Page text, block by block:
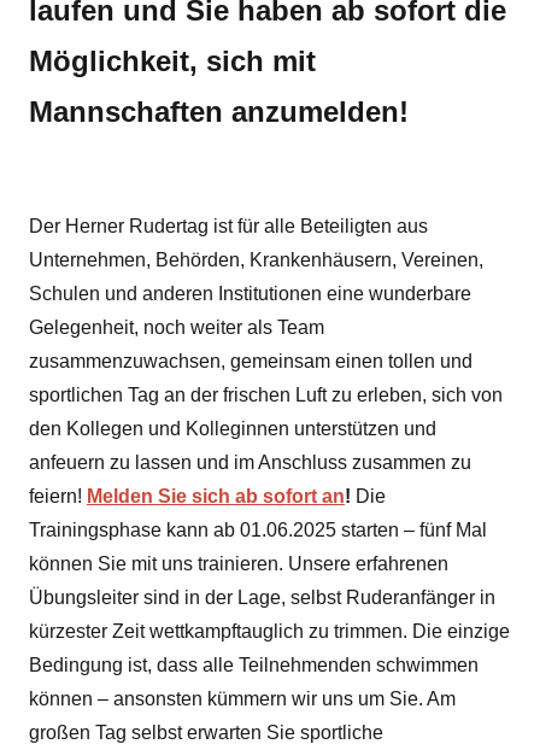
laufen und Sie haben ab sofort die
Möglichkeit, sich mit
Mannschaften anzumelden!
Der Herner Rudertag ist für alle Beteiligten aus
Unternehmen, Behörden, Krankenhäusern, Vereinen,
Schulen und anderen Institutionen eine wunderbare
Gelegenheit, noch weiter als Team
zusammenzuwachsen, gemeinsam einen tollen und
sportlichen Tag an der frischen Luft zu erleben, sich von
den Kollegen und Kolleginnen unterstützen und
anfeuern zu lassen und im Anschluss zusammen zu
feiern! Melden Sie sich ab sofort an! Die
Trainingsphase kann ab 01.06.2025 starten – fünf Mal
können Sie mit uns trainieren. Unsere erfahrenen
Übungsleiter sind in der Lage, selbst Ruderanfänger in
kürzester Zeit wettkampftauglich zu trimmen. Die einzige
Bedingung ist, dass alle Teilnehmenden schwimmen
können – ansonsten kümmern wir uns um Sie. Am
großen Tag selbst erwarten Sie sportliche